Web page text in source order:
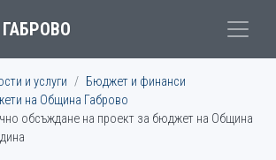
и услуги
Бюджет и финанси
на Община Габрово
обсъждане на проект за бюджет на Община